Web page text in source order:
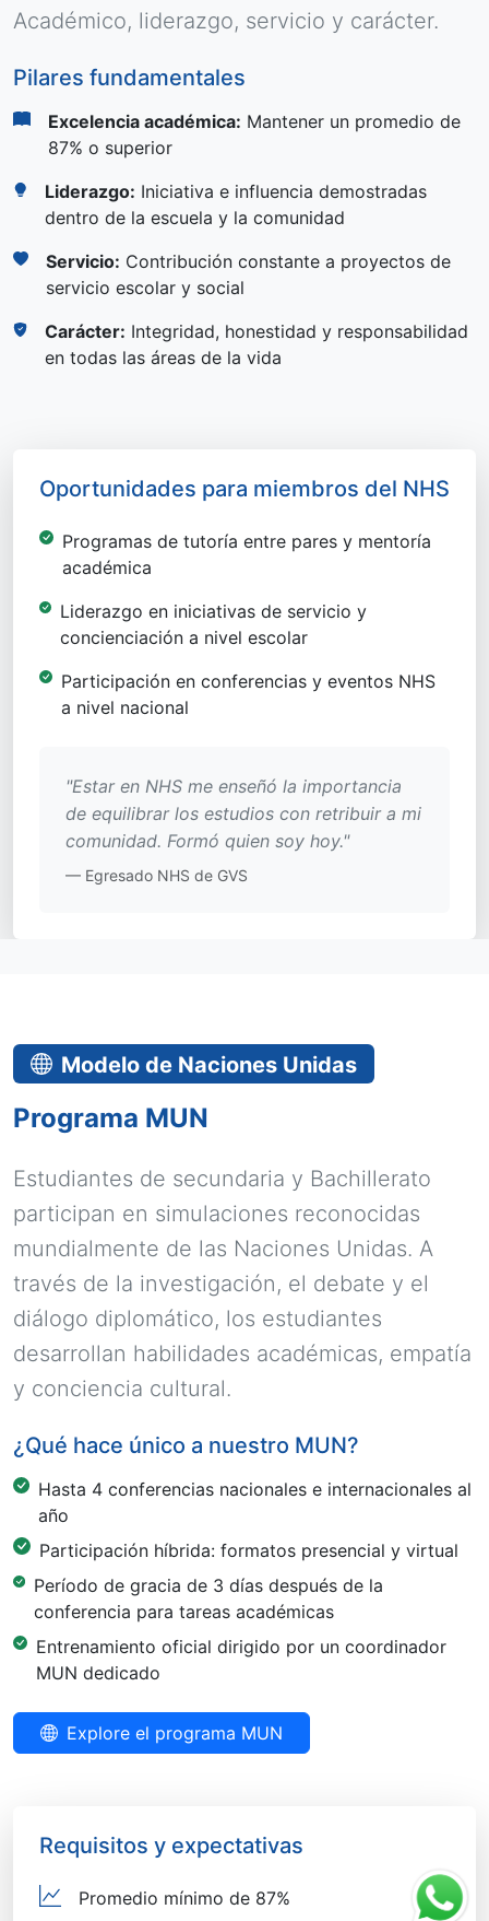
Académico, liderazgo, servicio y carácter.
Pilares fundamentales
Excelencia académica: Mantener un promedio de
87% o superior
Liderazgo: Iniciativa e influencia demostradas
dentro de la escuela y la comunidad
Servicio: Contribución constante a proyectos de
servicio escolar y social
Carácter: Integridad, honestidad y responsabilidad
en todas las áreas de la vida
Oportunidades para miembros del NHS
Programas de tutoría entre pares y mentoría
académica
Liderazgo en iniciativas de servicio y
concienciación a nivel escolar
Participación en conferencias y eventos NHS
a nivel nacional
"Estar en NHS me enseñó la importancia
de equilibrar los estudios con retribuir a mi
comunidad. Formó quien soy hoy."
— Egresado NHS de GVS
Modelo de Naciones Unidas
Programa MUN
Estudiantes de secundaria y Bachillerato
participan en simulaciones reconocidas
mundialmente de las Naciones Unidas. A
través de la investigación, el debate y el
diálogo diplomático, los estudiantes
desarrollan habilidades académicas, empatía
y conciencia cultural.
¿Qué hace único a nuestro MUN?
Hasta 4 conferencias nacionales e internacionales al
año
Participación híbrida: formatos presencial y virtual
Período de gracia de 3 días después de la
conferencia para tareas académicas
Entrenamiento oficial dirigido por un coordinador
MUN dedicado
Explore el programa MUN
Requisitos y expectativas
Promedio mínimo de 87%